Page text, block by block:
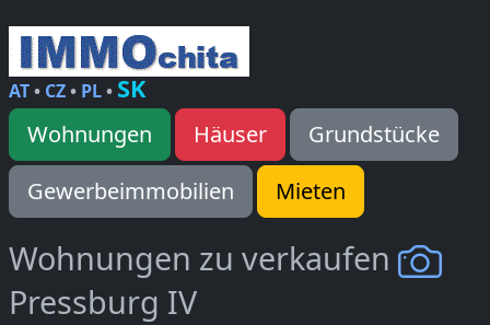
AT• CZ• PL• SK
Wohnungen Häuser
Grundstücke
Gewerbeimmobilien
Mieten
Wohnungen zu verkaufen
Pressburg IV